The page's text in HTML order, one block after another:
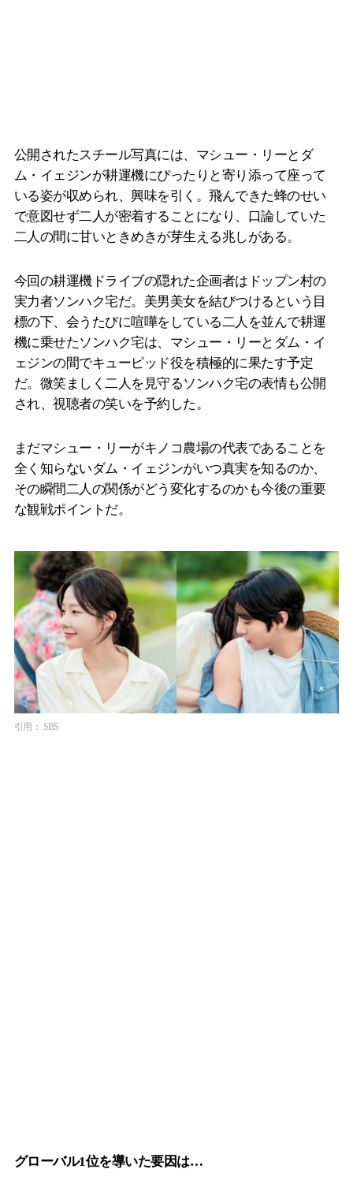
公開されたスチール写真には、マシュー・リーとダ
ム・イェジンが耕運機にぴったりと寄り添って座って
いる姿が収められ、興味を引く。飛んできた蜂のせい
で意図せず二人が密着することになり、口論していた
二人の間に甘いときめきが芽生える兆しがある。
今回の耕運機ドライブの隠れた企画者はドップン村の
実力者ソンハク宅だ。美男美女を結びつけるという目
標の下、会うたびに喧嘩をしている二人を並んで耕運
機に乗せたソンハク宅は、マシュー・リーとダム・イ
ェジンの間でキューピッド役を積極的に果たす予定
だ。微笑ましく二人を見守るソンハク宅の表情も公開
され、視聴者の笑いを予約した。
まだマシュー・リーがキノコ農場の代表であることを
全く知らないダム・イェジンがいつ真実を知るのか、
その瞬間二人の関係がどう変化するのかも今後の重要
な観戦ポイントだ。
引用： SBS
グローバル1位を導いた要因は…